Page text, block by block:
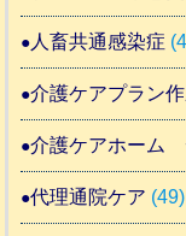
人畜共通感染症
介護ケアプラン
介護ケアホーム
代理通院ケア (49)